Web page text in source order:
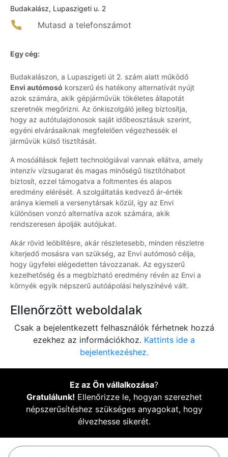
Budakalász, Lupaszigeti u. 2
Mutasd a telefonszámot
Egy cég:
Budakalászon, a Lupaszigeti út 2. szám alatt működő
Envi autómosó korszerű és hatékony alternatívát nyújt
azok számára, akik gépjárművük tökéletes állapotát
szeretnék megőrizni. Az önkiszolgáló jelleg biztosítja,
hogy az autótulajdonosok saját időbeosztásuk szerint,
egyéni elvárásaiknak megfelelően végezhessék el
járművük külső tisztítását.
A mosóállások fejlett technológiával vannak ellátva, amely
intenzív vízsugarat és magas minőségű tisztítóhabot
biztosít, ezzel támogatva a foltmentes és alapos
eredmény elérését. A szolgáltatás kedvező ár-érték
aránya kiemeli a versenytársak közül, így az Envi
különösen vonzó alternatíva azok számára, akik
rendszeresen ápolják autójukat.
Akár rövid leöblítésre, akár részletesebb, minden részletre
kiterjedő mosásra van szükség, az Envi autómosó célja,
hogy ügyfelei elégedetten távozzanak. Az egyszerű
kezelhetőség és a megbízható eredmény révén az Envi a
környék egyik népszerű autóápolási helyszínévé vált.
Ellenőrzött weboldalak
Csak a bejelentkezett felhasználók férhetnek hozzá
ezekhez az információkhoz. Kattints ide a
bejelentkezéshez.
Ez az Ön vállalkozása?
Gratulálunk! Ellenőrizze le, hogyan szerezhet
népszerűsítéshez szükséges anyagokat, hogy
élvezhesse sikerét.